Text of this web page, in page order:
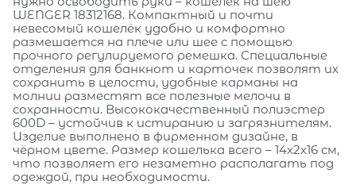
WENGER 18312168. Компактный и почти
невесомый кошелёк удобно и комфортно
размешается на плече или шее с помощью
прочного регулируемого ремешка. Специальные
отделения для банкнот и карточек позволят их
сохранить в целости, удобные карманы на
молнии разместят все полезные мелочи в
сохранности. Высококачественный полиэстер
600D – устойчив к истиранию и загрязнителям.
Изделие выполнено в фирменном дизайне, в
чёрном цвете. Размер кошелька всего – 14х2х16 см,
что позволяет его незаметно располагать под
одеждой, при необходимости.